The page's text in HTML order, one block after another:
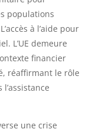
populations
à l’aide pour
L’UE demeure
financier
réaffirmant le rôle
une crise